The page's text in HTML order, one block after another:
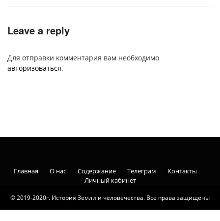
Leave a reply
Для отправки комментария вам необходимо
авторизоваться.
© 2019-2020г. История Земли и человечества. Все права защищены
Главная О нас Содержание Телеграм
Контакты
Личный кабинет